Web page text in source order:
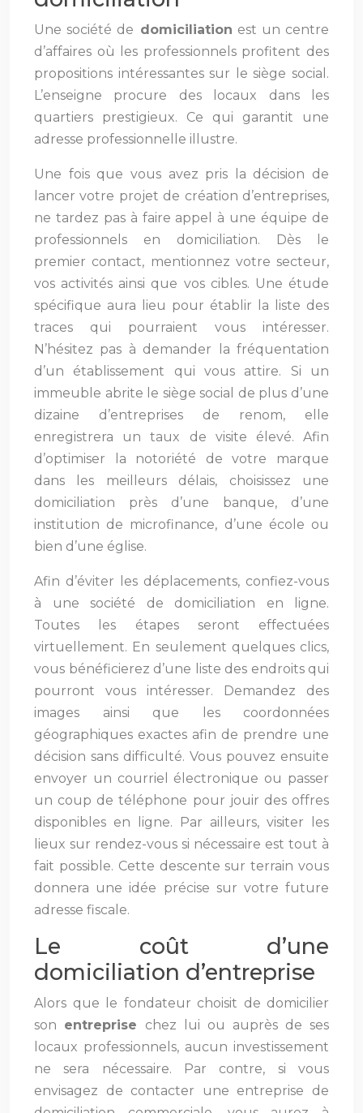
Une société de domiciliation est un centre
d’affaires où les professionnels profitent des
propositions intéressantes sur le siège social.
L’enseigne procure des locaux dans les
quartiers prestigieux. Ce qui garantit une
adresse professionnelle illustre.
Une fois que vous avez pris la décision de
lancer votre projet de création d’entreprises,
ne tardez pas à faire appel à une équipe de
professionnels en domiciliation. Dès le
premier contact, mentionnez votre secteur,
vos activités ainsi que vos cibles. Une étude
spécifique aura lieu pour établir la liste des
traces qui pourraient vous intéresser.
N’hésitez pas à demander la fréquentation
d’un établissement qui vous attire. Si un
immeuble abrite le siège social de plus d’une
dizaine d’entreprises de renom, elle
enregistrera un taux de visite élevé. Afin
d’optimiser la notoriété de votre marque
dans les meilleurs délais, choisissez une
domiciliation près d’une banque, d’une
institution de microfinance, d’une école ou
bien d’une église.
Afin d’éviter les déplacements, confiez-vous
à une société de domiciliation en ligne.
Toutes les étapes seront effectuées
virtuellement. En seulement quelques clics,
vous bénéficierez d’une liste des endroits qui
pourront vous intéresser. Demandez des
images ainsi que les coordonnées
géographiques exactes afin de prendre une
décision sans difficulté. Vous pouvez ensuite
envoyer un courriel électronique ou passer
un coup de téléphone pour jouir des offres
disponibles en ligne. Par ailleurs, visiter les
lieux sur rendez-vous si nécessaire est tout à
fait possible. Cette descente sur terrain vous
donnera une idée précise sur votre future
adresse fiscale.
Le coût d’une
domiciliation d’entreprise
Alors que le fondateur choisit de domicilier
son entreprise chez lui ou auprès de ses
locaux professionnels, aucun investissement
ne sera nécessaire. Par contre, si vous
envisagez de contacter une entreprise de